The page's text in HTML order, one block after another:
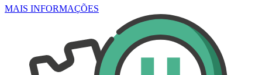
MAIS INFORMAÇÕES